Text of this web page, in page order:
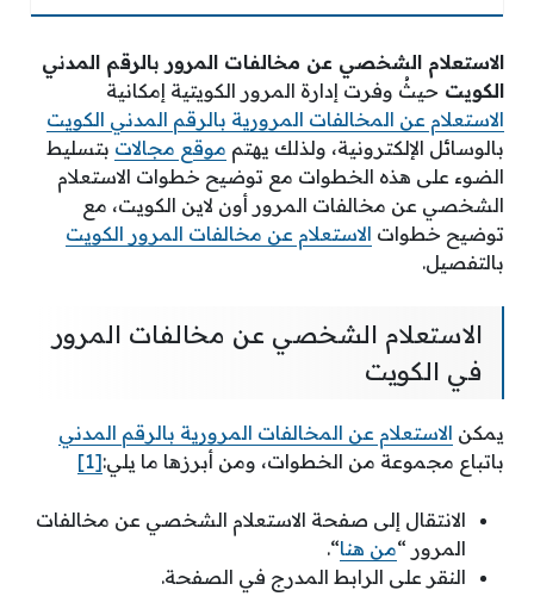
الاستعلام الشخصي عن مخالفات المرور بالرقم المدني
الكويت حيثُ وفرت إدارة المرور الكويتية إمكانية
الاستعلام عن المخالفات المرورية بالرقم المدني الكويت
بالوسائل الإلكترونية، ولذلك يهتم موقع مجالات بتسليط
الضوء على هذه الخطوات مع توضيح خطوات الاستعلام
الشخصي عن مخالفات المرور أون لاين الكويت، مع
توضيح خطوات الاستعلام عن مخالفات المرور الكويت
بالتفصيل.
الاستعلام الشخصي عن مخالفات المرور
في الكويت
يمكن الاستعلام عن المخالفات المرورية بالرقم المدني
باتباع مجموعة من الخطوات، ومن أبرزها ما يلي:[1]
الانتقال إلى صفحة الاستعلام الشخصي عن مخالفات
المرور “من هنا“.
النقر على الرابط المدرج في الصفحة.